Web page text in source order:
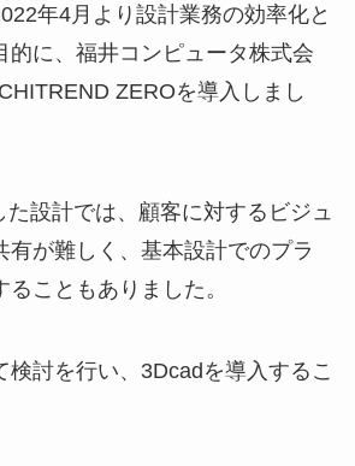
年4月より設計業務の効率化と
的に、福井コンピュータ株式会
ZEROを導入しまし
設計では、顧客に対するビジュ
有が難しく、基本設計でのプラ
こともありました。
検討を行い、3Dcadを導入するこ